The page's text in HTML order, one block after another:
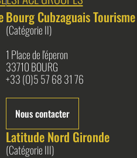
Bourg Cubzaguais Tourisme
(Catégorie II)
1 Place de l'éperon
33710 BOURG
+33 (0)5 57 68 31 76
Nous contacter
Latitude Nord Gironde
(Catégorie III)